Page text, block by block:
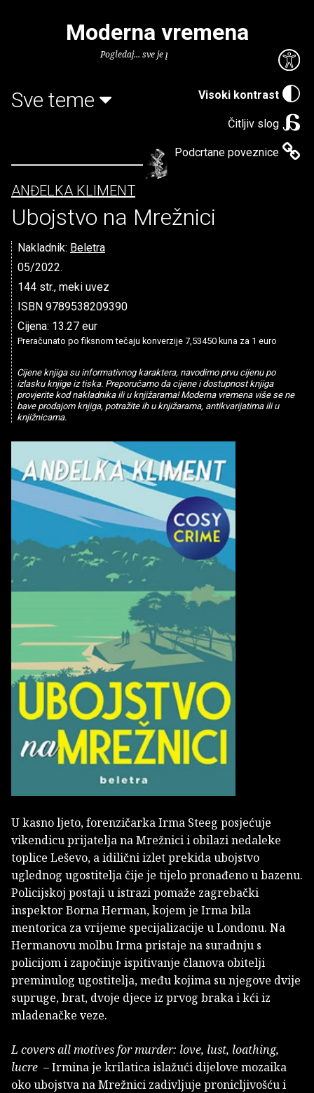
Visoki kontrast
Čitljiv slog
Podcrtane poveznice
Moderna vremena
Pogledaj... sve je puno knjiga.
Sve teme
ANĐELKA KLIMENT
Ubojstvo na Mrežnici
Nakladnik: Beletra
05/2022.
144 str., meki uvez
ISBN 9789538209390
Cijena: 13.27 eur
Preračunato po fiksnom tečaju konverzije 7,53450 kuna za 1 euro
Cijene knjiga su informativnog karaktera, navodimo prvu cijenu po
izlasku knjige iz tiska. Preporučamo da cijene i dostupnost knjiga
provjerite kod nakladnika ili u knjižarama! Moderna vremena više se ne
bave prodajom knjiga, potražite ih u knjižarama, antikvarijatima ili u
knjižnicama.
U kasno ljeto, forenzičarka Irma Steeg posjećuje
vikendicu prijatelja na Mrežnici i obilazi nedaleke
toplice Leševo, a idilični izlet prekida ubojstvo
uglednog ugostitelja čije je tijelo pronađeno u bazenu.
Policijskoj postaji u istrazi pomaže zagrebački
inspektor Borna Herman, kojem je Irma bila
mentorica za vrijeme specijalizacije u Londonu. Na
Hermanovu molbu Irma pristaje na suradnju s
policijom i započinje ispitivanje članova obitelji
preminulog ugostitelja, među kojima su njegove dvije
supruge, brat, dvoje djece iz prvog braka i kći iz
mladenačke veze.
L covers all motives for murder: love, lust, loathing,
lucre – Irmina je krilatica islažući dijelove mozaika
oko ubojstva na Mrežnici zadivljuje pronicljivošću i